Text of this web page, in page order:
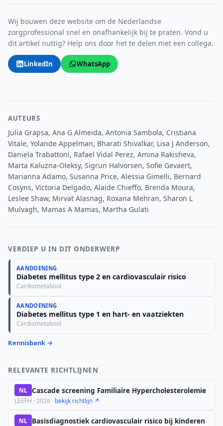
Wij bouwen deze website om de Nederlandse
zorgprofessional snel en onafhankelijk bij te praten. Vond u
dit artikel nuttig? Help ons door het te delen met een collega.
LinkedIn WhatsApp
AUTEURS
Julia Grapsa, Ana G Almeida, Antonia Sambola, Cristiana
Vitale, Yolande Appelman, Bharati Shivalkar, Lisa J Anderson,
Daniela Trabattoni, Rafael Vidal Perez, Amina Rakisheva,
Marta Kaluzna-Oleksy, Sigrun Halvorsen, Sofie Gevaert,
Marianna Adamo, Susanna Price, Alessia Gimelli, Bernard
Cosyns, Victoria Delgado, Alaide Chieffo, Brenda Moura,
Leslee Shaw, Mirvat Alasnag, Roxana Mehran, Sharon L
Mulvagh, Mamas A Mamas, Martha Gulati
VERDIEP U IN DIT ONDERWERP
AANDOENING
Diabetes mellitus type 2 en cardiovasculair risico
Cardiometabool
AANDOENING
Diabetes mellitus type 1 en hart- en vaatziekten
Cardiometabool
Kennisbank →
RELEVANTE RICHTLIJNEN
NL Cascade screening Familiaire Hypercholesterolemie
LEEFH · 2026 · bekijk richtlijn ↗
NL Basisdiagnostiek cardiovasculair risico bij kinderen